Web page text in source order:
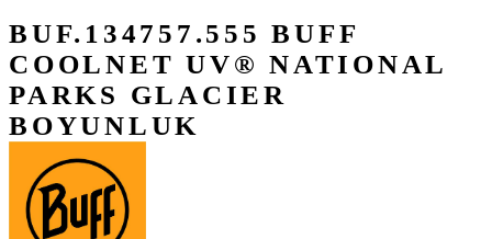
BUF.134757.555 BUFF
COOLNET UV® NATIONAL
PARKS GLACIER
BOYUNLUK